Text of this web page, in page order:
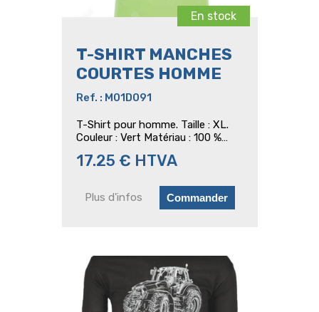
En stock
T-SHIRT MANCHES
COURTES HOMME
Ref. : M01D091
T-Shirt pour homme. Taille : XL.
Couleur : Vert Matériau : 100 %
17.25 € HTVA
Plus d'infos